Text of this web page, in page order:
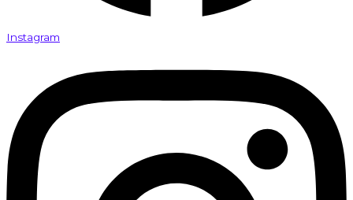
Instagram